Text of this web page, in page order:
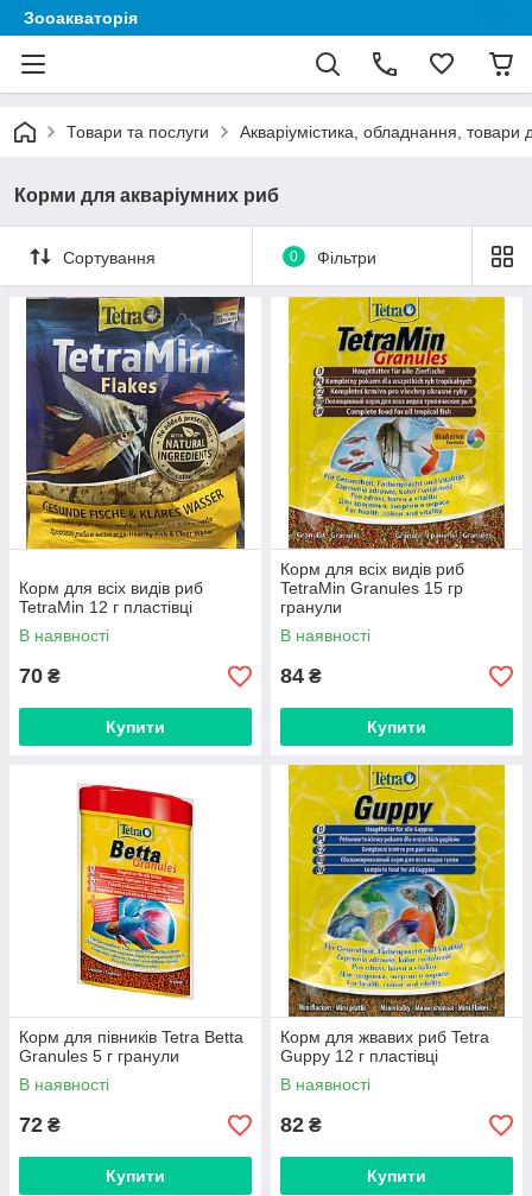
Зооакваторія
Товари та послуги Акваріумістика, обладнання, товари
Корми для акваріумних риб
Сортування 0 Фільтри
Корм для всіх видів риб
TetraMin 12 г пластівці
В наявності
70 ₴
Купити
Корм для всіх видів риб
TetraMin Granules 15 гр
гранули
В наявності
84 ₴
Купити
Корм для півників Tetra Betta
Granules 5 г гранули
В наявності
72 ₴
Купити
Корм для жвавих риб Tetra
Guppy 12 г пластівці
В наявності
82 ₴
Купити